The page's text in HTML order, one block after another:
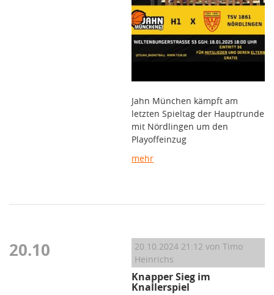
Jahn München kämpft am
letzten Spieltag der Hauptrunde
mit Nördlingen um den
Playoffeinzug
mehr
20.10 20.10.2024 21:12 von Timo
Heinrichs
Knapper Sieg im
Knallerspiel